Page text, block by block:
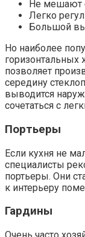
Не мешают
Легко
Большой
Но наиболее
горизонтальных
позволяет
середину
выводится
сочетаться с
Портьеры
Если кухня не
специалисты
портьеры. Они
к интерьеру
Гардины